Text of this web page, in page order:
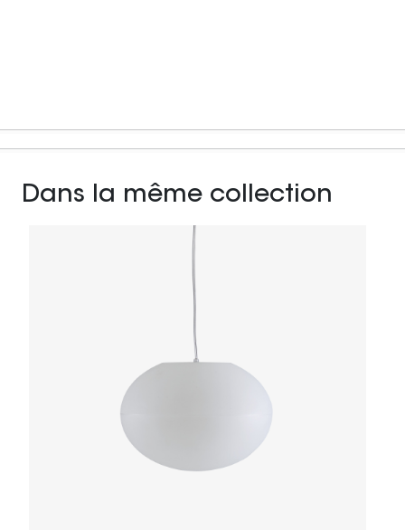
Dans la même collection